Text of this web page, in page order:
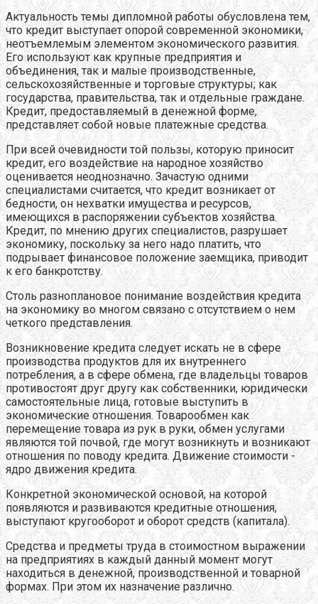
Актуальность темы дипломной работы обусловлена тем,
что кредит выступает опорой современной экономики,
неотъемлемым элементом экономического развития.
Его используют как крупные предприятия и
объединения, так и малые производственные,
сельскохозяйственные и торговые структуры; как
государства, правительства, так и отдельные граждане.
Кредит, предоставляемый в денежной форме,
представляет собой новые платежные средства.
При всей очевидности той пользы, которую приносит
кредит, его воздействие на народное хозяйство
оценивается неоднозначно. Зачастую одними
специалистами считается, что кредит возникает от
бедности, он нехватки имущества и ресурсов,
имеющихся в распоряжении субъектов хозяйства.
Кредит, по мнению других специалистов, разрушает
экономику, поскольку за него надо платить, что
подрывает финансовое положение заемщика, приводит
к его банкротству.
Столь разноплановое понимание воздействия кредита
на экономику во многом связано с отсутствием о нем
четкого представления.
Возникновение кредита следует искать не в сфере
производства продуктов для их внутреннего
потребления, а в сфере обмена, где владельцы товаров
противостоят друг другу как собственники, юридически
самостоятельные лица, готовые выступить в
экономические отношения. Товарообмен как
перемещение товара из рук в руки, обмен услугами
являются той почвой, где могут возникнуть и возникают
отношения по поводу кредита. Движение стоимости -
ядро движения кредита.
Конкретной экономической основой, на которой
появляются и развиваются кредитные отношения,
выступают кругооборот и оборот средств (капитала).
Средства и предметы труда в стоимостном выражении
на предприятиях в каждый данный момент могут
находиться в денежной, производственной и товарной
формах. При этом их назначение различно.